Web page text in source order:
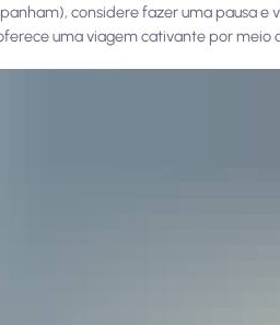
considere fazer uma pausa e
uma viagem cativante por meio